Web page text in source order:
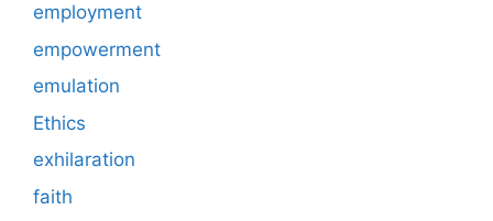
employment
empowerment
emulation
Ethics
exhilaration
faith